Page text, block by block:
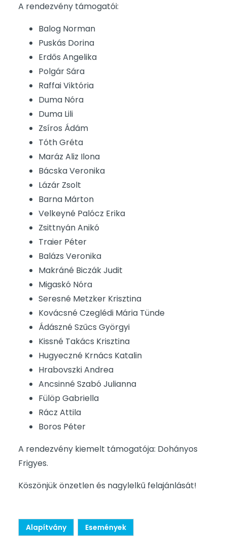
A rendezvény támogatói:
Balog Norman
Puskás Dorina
Erdős Angelika
Polgár Sára
Raffai Viktória
Duma Nóra
Duma Lili
Zsíros Ádám
Tóth Gréta
Maráz Aliz Ilona
Bácska Veronika
Lázár Zsolt
Barna Márton
Velkeyné Palócz Erika
Zsittnyán Anikó
Traier Péter
Balázs Veronika
Makráné Biczák Judit
Migaskó Nóra
Seresné Metzker Krisztina
Kovácsné Czeglédi Mária Tünde
Ádászné Szűcs Györgyi
Kissné Takács Krisztina
Hugyeczné Krnács Katalin
Hrabovszki Andrea
Ancsinné Szabó Julianna
Fülöp Gabriella
Rácz Attila
Boros Péter
A rendezvény kiemelt támogatója: Dohányos
Frigyes.
Köszönjük önzetlen és nagylelkű felajánlását!
Alapítvány Események